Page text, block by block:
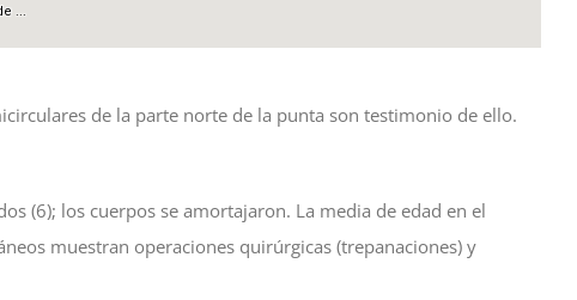
de la parte norte de la punta son testimonio de ello.
(6); los cuerpos se amortajaron. La media de edad en el
muestran operaciones quirúrgicas (trepanaciones) y